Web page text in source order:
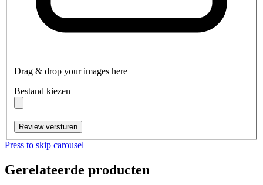
Drag & drop your images here
Bestand kiezen
Review versturen
Press to skip carousel
Gerelateerde producten